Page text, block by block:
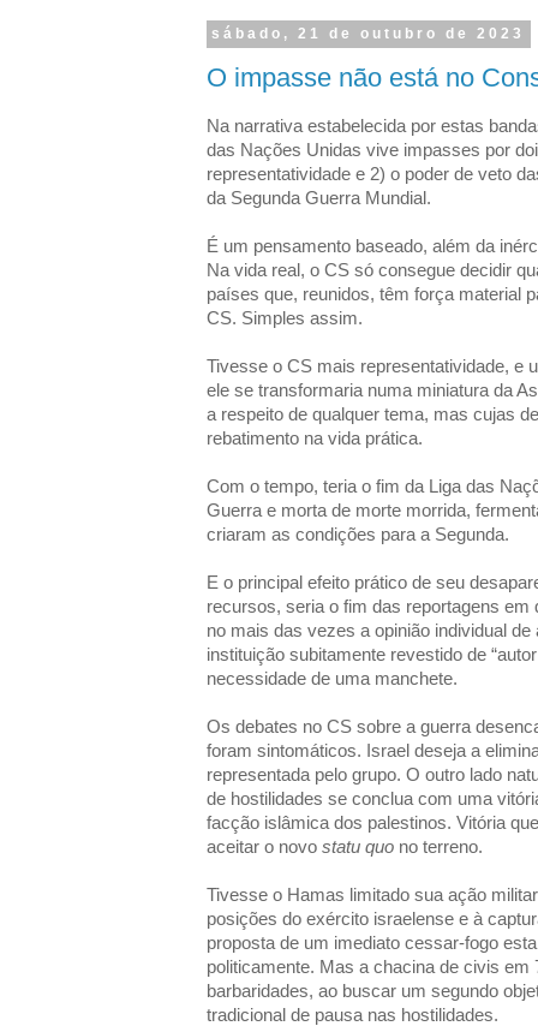
sábado, 21 de outubro de 2023
O impasse não está no
Na narrativa estabelecida por estas
das Nações Unidas vive impasses por
representatividade e 2) o poder de veto
da Segunda Guerra Mundial.
É um pensamento baseado, além da
Na vida real, o CS só consegue decidir
países que, reunidos, têm força material
CS. Simples assim.
Tivesse o CS mais representatividade, e
ele se transformaria numa miniatura da
a respeito de qualquer tema, mas cujas
rebatimento na vida prática.
Com o tempo, teria o fim da Liga das
Guerra e morta de morte morrida,
criaram as condições para a Segunda.
E o principal efeito prático de seu
recursos, seria o fim das reportagens em
no mais das vezes a opinião individual
instituição subitamente revestido de
necessidade de uma manchete.
Os debates no CS sobre a guerra
foram sintomáticos. Israel deseja a
representada pelo grupo. O outro lado
de hostilidades se conclua com uma
facção islâmica dos palestinos. Vitória
aceitar o novo statu quo no terreno.
Tivesse o Hamas limitado sua ação
posições do exército israelense e à
proposta de um imediato cessar-fogo
politicamente. Mas a chacina de civis em
barbaridades, ao buscar um segundo
tradicional de pausa nas hostilidades.